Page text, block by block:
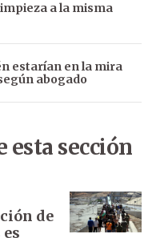
a la misma
estarían en la mira
abogado
esta sección
de